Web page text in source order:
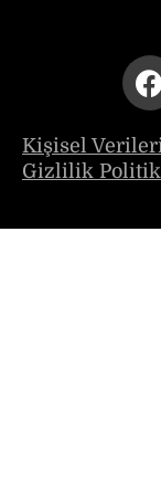
Kişisel
Gizlilik